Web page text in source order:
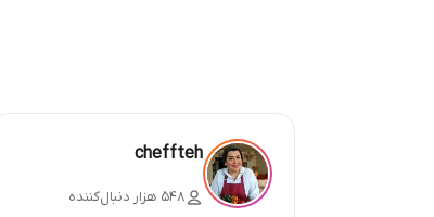
cheffteh
۵۴۸ هزار دنبال‌کننده